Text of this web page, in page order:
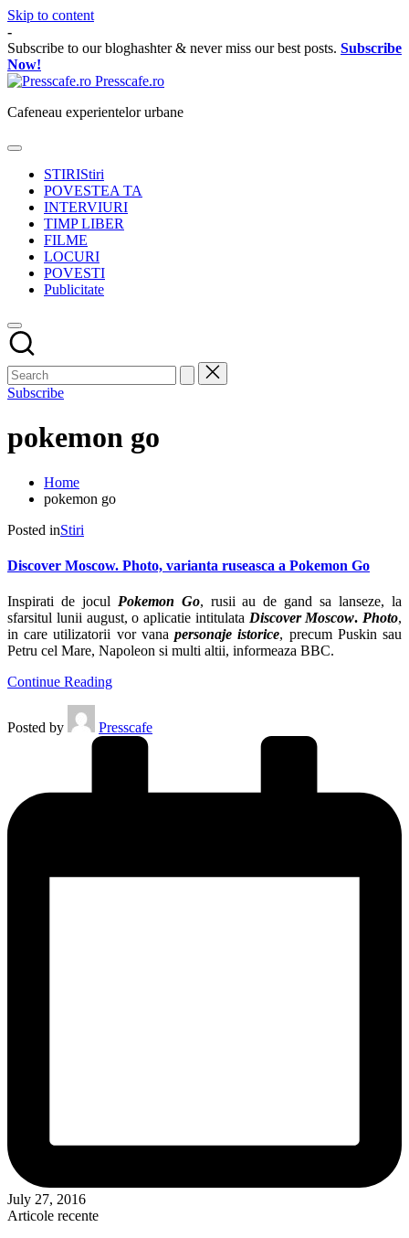
Skip to content
-
Subscribe to our bloghashter & never miss our best posts. Subscribe
Now!
Presscafe.ro
Cafeneau experientelor urbane
STIRIStiri
POVESTEA TA
INTERVIURI
TIMP LIBER
FILME
LOCURI
POVESTI
Publicitate
Subscribe
pokemon go
Home
pokemon go
Posted inStiri
Discover Moscow. Photo, varianta ruseasca a Pokemon Go
Inspirati de jocul Pokemon Go, rusii au de gand sa lanseze, la
sfarsitul lunii august, o aplicatie intitulata Discover Moscow. Photo,
in care utilizatorii vor vanapersonaje istorice, precum Puskin sau
Petru cel Mare, Napoleon si multi altii, informeaza BBC.
Continue Reading
Posted by Presscafe
July 27, 2016
Articole recente